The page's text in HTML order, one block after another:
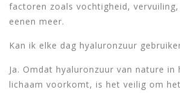
factoren zoals vochtigheid,
eenen meer.
Kan ik elke dag hyaluronzuur
Ja. Omdat hyaluronzuur van nature in
lichaam voorkomt, is het veilig om